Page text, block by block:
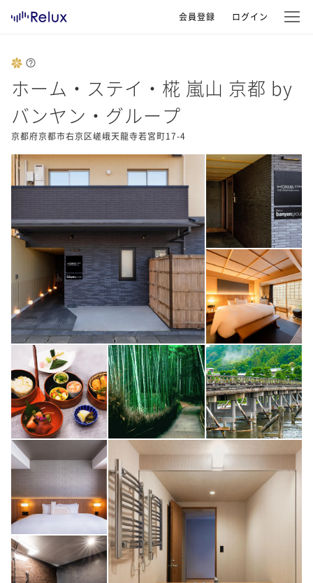
会員登録 ログイン
ホーム・ステイ・椛 嵐山 京都 by
バンヤン・グループ
京都府京都市右京区嵯峨天龍寺若宮町17-4